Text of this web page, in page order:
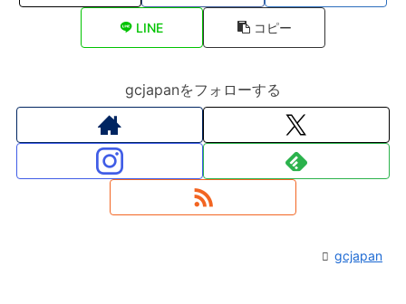
LINE コピー
gcjapanをフォローする
gcjapan